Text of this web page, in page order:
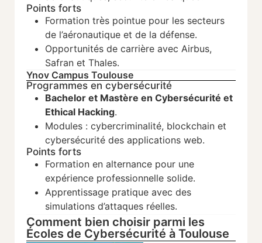
Points forts
Formation très pointue pour les secteurs
de l’aéronautique et de la défense.
Opportunités de carrière avec Airbus,
Safran et Thales.
Ynov Campus Toulouse
Programmes en cybersécurité
Bachelor et Mastère en Cybersécurité et
Ethical Hacking.
Modules : cybercriminalité, blockchain et
cybersécurité des applications web.
Points forts
Formation en alternance pour une
expérience professionnelle solide.
Apprentissage pratique avec des
simulations d’attaques réelles.
Comment bien choisir parmi les
Écoles de Cybersécurité à Toulouse